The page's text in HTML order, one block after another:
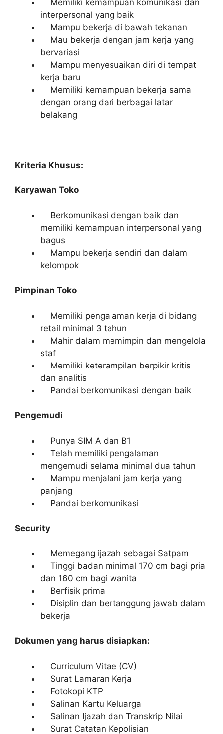
Memiliki kemampuan komunikasi dan
interpersonal yang baik
Mampu bekerja di bawah tekanan
Mau bekerja dengan jam kerja yang
bervariasi
Mampu menyesuaikan diri di tempat
kerja baru
Memiliki kemampuan bekerja sama
dengan orang dari berbagai latar
belakang
Kriteria Khusus:
Karyawan Toko
Berkomunikasi dengan baik dan
memiliki kemampuan interpersonal yang
bagus
Mampu bekerja sendiri dan dalam
kelompok
Pimpinan Toko
Memiliki pengalaman kerja di bidang
retail minimal 3 tahun
Mahir dalam memimpin dan mengelola
staf
Memiliki keterampilan berpikir kritis
dan analitis
Pandai berkomunikasi dengan baik
Pengemudi
Punya SIM A dan B1
Telah memiliki pengalaman
mengemudi selama minimal dua tahun
Mampu menjalani jam kerja yang
panjang
Pandai berkomunikasi
Security
Memegang ijazah sebagai Satpam
Tinggi badan minimal 170 cm bagi pria
dan 160 cm bagi wanita
Berfisik prima
Disiplin dan bertanggung jawab dalam
bekerja
Dokumen yang harus disiapkan:
Curriculum Vitae (CV)
Surat Lamaran Kerja
Fotokopi KTP
Salinan Kartu Keluarga
Salinan Ijazah dan Transkrip Nilai
Surat Catatan Kepolisian